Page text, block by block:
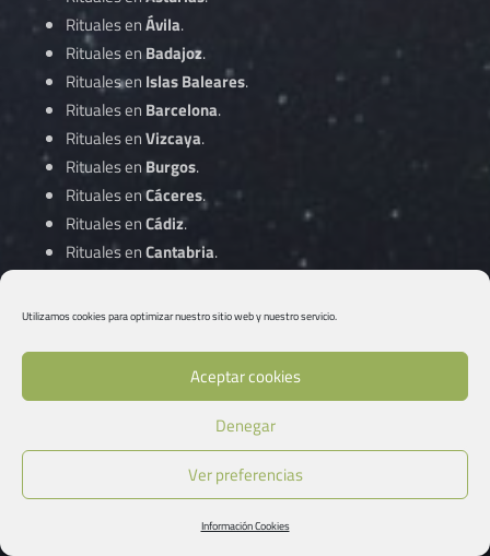
Utilizamos cookies para optimizar nuestro sitio web y nuestro servicio.
Aceptar cookies
Denegar
Ver preferencias
Información Cookies
Rituales enÁvila.
Rituales en Badajoz.
Rituales en Islas Baleares.
Rituales en Barcelona.
Rituales enVizcaya.
Rituales en Burgos.
Rituales enCáceres.
Rituales enCádiz.
Rituales enCantabria.
Rituales enCiudad Real.
Gipuzkoa.
Rituales enGirona.
Granada.